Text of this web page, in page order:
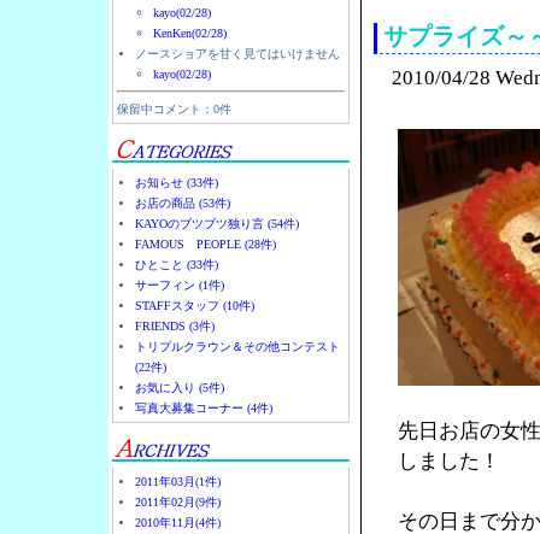
kayo(02/28)
KenKen(02/28)
ノースショアを甘く見てはいけません
kayo(02/28)
保留中コメント：0件
お知らせ (33件)
お店の商品 (53件)
KAYOのブツブツ独り言 (54件)
FAMOUS PEOPLE (28件)
ひとこと (33件)
サーフィン (1件)
STAFFスタッフ (10件)
FRIENDS (3件)
トリプルクラウン＆その他コンテスト
(22件)
お気に入り (5件)
写真大募集コーナー (4件)
2011年03月(1件)
2011年02月(9件)
2010年11月(4件)
サプライズ～
2010/04/28
先日お店の女
しました！
その日まで分